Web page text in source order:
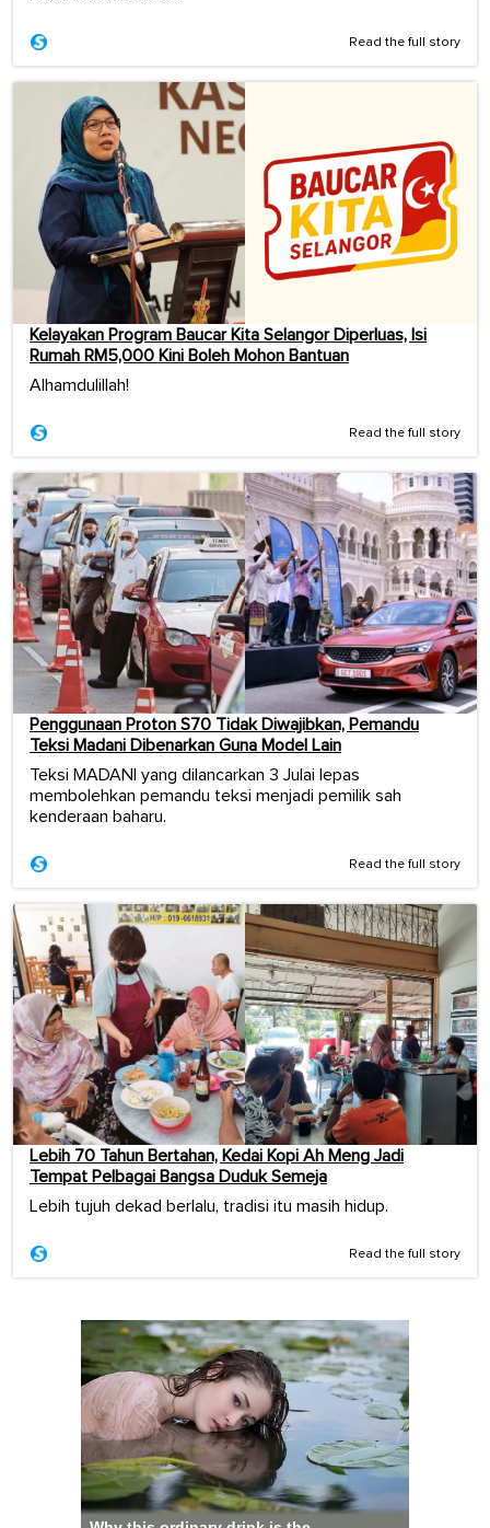
Read the full story
Kelayakan Program Baucar Kita Selangor Diperluas, Isi
Rumah RM5,000 Kini Boleh Mohon Bantuan
Alhamdulillah!
Read the full story
Penggunaan Proton S70 Tidak Diwajibkan, Pemandu
Teksi Madani Dibenarkan Guna Model Lain
Teksi MADANI yang dilancarkan 3 Julai lepas
membolehkan pemandu teksi menjadi pemilik sah
kenderaan baharu.
Read the full story
Lebih 70 Tahun Bertahan, Kedai Kopi Ah Meng Jadi
Tempat Pelbagai Bangsa Duduk Semeja
Lebih tujuh dekad berlalu, tradisi itu masih hidup.
Read the full story